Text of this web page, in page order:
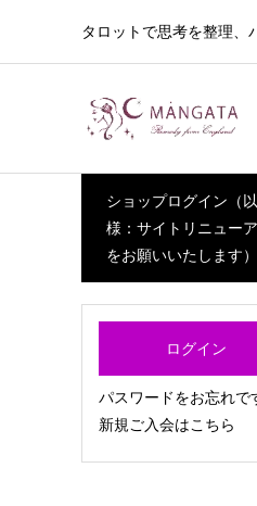
タロットで思考を整理、
ショップログイン（
様：サイトリニュー
をお願いいたします）
ログイン
パスワードをお忘れで
新規ご入会はこちら